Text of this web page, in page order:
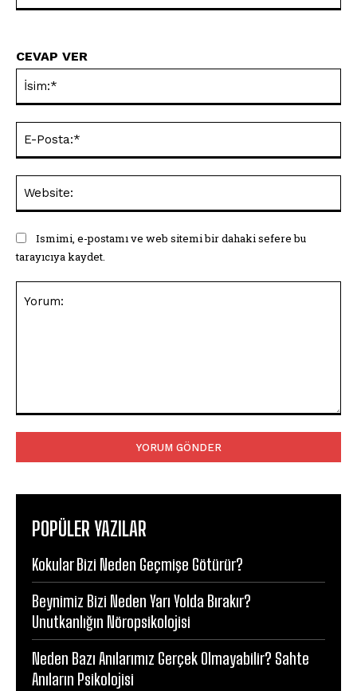
CEVAP VER
Ismimi, e-postamı ve web sitemi bir dahaki sefere bu
tarayıcıya kaydet.
POPÜLER YAZILAR
Kokular Bizi Neden Geçmişe Götürür?
Beynimiz Bizi Neden Yarı Yolda Bırakır?
Unutkanlığın Nöropsikolojisi
Neden Bazı Anılarımız Gerçek Olmayabilir? Sahte
Anıların Psikolojisi